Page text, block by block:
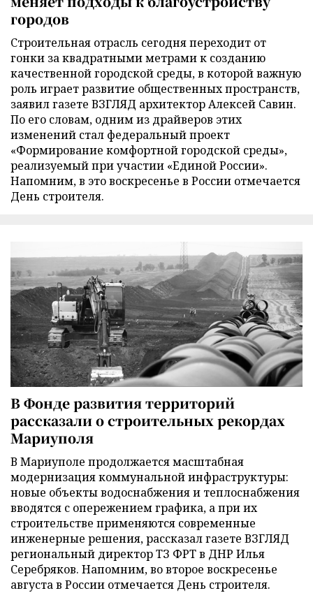
городов
Строительная отрасль сегодня переходит от
гонки за квадратными метрами к созданию
качественной городской среды, в которой важную
роль играет развитие общественных пространств,
заявил газете ВЗГЛЯД архитектор Алексей Савин.
По его словам, одним из драйверов этих
изменений стал федеральный проект
«Формирование комфортной городской среды»,
реализуемый при участии «Единой России».
Напомним, в это воскресенье в России отмечается
День строителя.
В Фонде развития территорий
рассказали о строительных рекордах
Мариуполя
В Мариуполе продолжается масштабная
модернизация коммунальной инфраструктуры:
новые объекты водоснабжения и теплоснабжения
вводятся с опережением графика, а при их
строительстве применяются современные
инженерные решения, рассказал газете ВЗГЛЯД
региональный директор ТЗ ФРТ в ДНР Илья
Серебряков. Напомним, во второе воскресенье
августа в России отмечается День строителя.